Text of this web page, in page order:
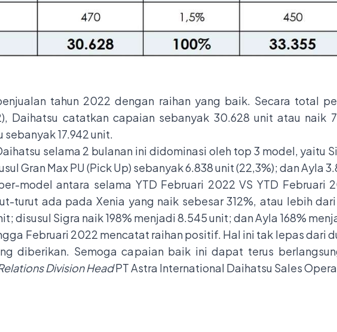
tahun 2022 dengan raihan yang baik. Secara total
Daihatsu catatkan capaian sebanyak 30.628 unit atau naik
17.942 unit.
selama 2 bulanan ini didominasi oleh top 3 model, yaitu
Gran Max PU (Pick Up) sebanyak 6.838 unit (22,3%); dan Ayla
model antara selama YTD Februari 2022 VS YTD Februari
turut ada pada Xenia yang naik sebesar 312%, atau lebih
disusul Sigra naik 198% menjadi 8.545 unit; dan Ayla 168%
Februari 2022 mencatat raihan positif. Hal ini tak lepas dari
diberikan. Semoga capaian baik ini dapat terus
Division HeadPT Astra International Daihatsu Sales